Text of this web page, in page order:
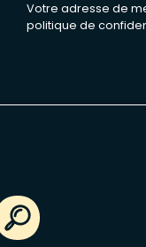
Votre adresse de
politique de